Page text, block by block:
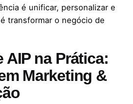
é unificar, personalizar e
transformar o negócio de
na Prática:
Marketing &